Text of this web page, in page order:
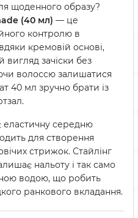
щоденного образу?
(40 мл) — це
контролю в
кремовій основі,
вигляд зачіски без
волоссю залишатися
40 мл зручно брати із
еластичну середню
для створення
стрижок. Стайлінг
нальоту і так само
водою, що робить
ранкового вкладання.